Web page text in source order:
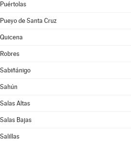
Puértolas
Pueyo de Santa Cruz
Quicena
Robres
Sabiñánigo
Sahún
Salas Altas
Salas Bajas
Salillas